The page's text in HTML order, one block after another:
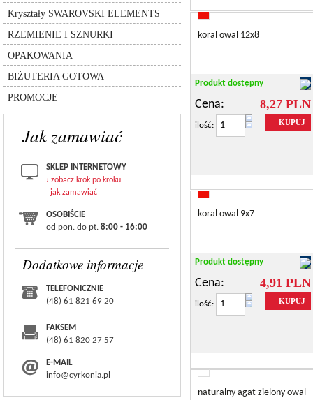
Kryształy SWAROVSKI ELEMENTS
przekładki
RZEMIENIE I SZNURKI
rzemień
silikon
sznurki
OPAKOWANIA
inne
pudełka
torebki
BIŻUTERIA GOTOWA
łańcuszki
inne
bransolety
zestawy
PROMOCJE
Jak zamawiać
SKLEP INTERNETOWY
› zobacz krok po kroku
jak zamawiać
OSOBIŚCIE
od pon. do pt. 8:00 - 16:00
Dodatkowe informacje
TELEFONICZNIE
(48) 61 821 69 20
FAKSEM
(48) 61 820 27 57
E-MAIL
info@cyrkonia.pl
koral owal 12x8
Produkt dostępny
Cena: 8,27 PLN
ilość: KUPUJ
koral owal 9x7
Produkt dostępny
Cena: 4,91 PLN
ilość: KUPUJ
naturalny agat zielony owal